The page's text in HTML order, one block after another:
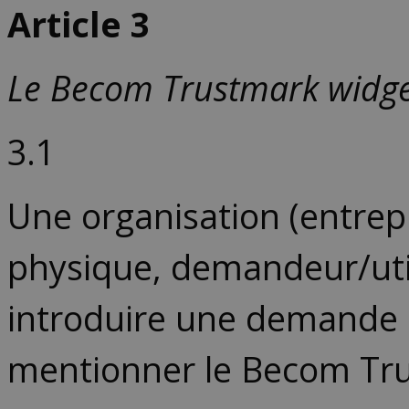
Article 3
Le Becom Trustmark
3.1
Une organisation
physique, demandeur/
introduire une demande
mentionner le Becom